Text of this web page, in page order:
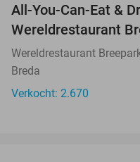
All-You-Can-Eat &
Wereldrestaurant
Wereldrestaurant
Breda
Verkocht: 2.670